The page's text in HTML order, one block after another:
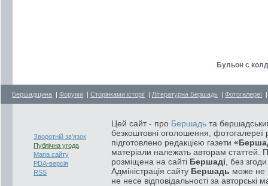
Бульон с
Бершадщина | Форуми | Сторінками історії | Літературна Бершадь | Фотогалереї
Зворотній зв'язок
Публічна угода
Мапа сайту
PDA-версія
RSS
Цей сайт - про Бершадь та
безкоштовні оголошення, фотогалереї
підготовлено редакцією газети
матеріали належать авторам статтей.
розміщена на сайті Бершаді , без
Адміністрація сайту Бершадь може не
не несе відповідальності за авторські